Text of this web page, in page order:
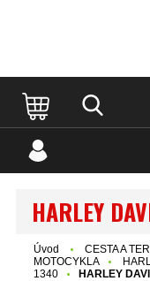
HARLEY
Úvod CESTA A
MOTOCYKLA
1340
HARLEY